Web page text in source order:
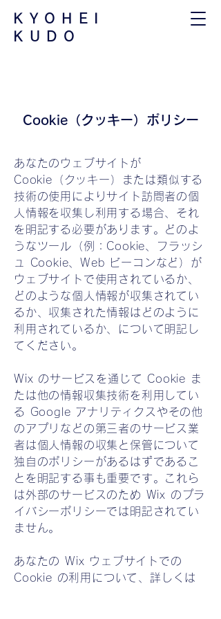
​KYOHEI
KUDO
Cookie（クッキー）ポリシー
あなたのウェブサイトが
Cookie（クッキー）または類似する
技術の使用によりサイト訪問者の個
人情報を収集し利用する場合、それ
を明記する必要があります。どのよ
うなツール（例：Cookie、フラッシ
ュ Cookie、Web ビーコンなど）が
ウェブサイトで使用されているか、
どのような個人情報が収集されてい
るか、収集された情報はどのように
利用されているか、について明記し
てください。
Wix のサービスを通じて Cookie ま
たは他の情報収集技術を利用してい
る Google アナリティクスやその他
のアプリなどの第三者のサービス業
者は個人情報の収集と保管について
独自のポリシーがあるはずであるこ
とを明記する事も重要です。これら
は外部のサービスのため Wix のプラ
イバシーポリシーでは明記されてい
ません。
あなたの Wix ウェブサイトでの
Cookie の利用について、詳しくは